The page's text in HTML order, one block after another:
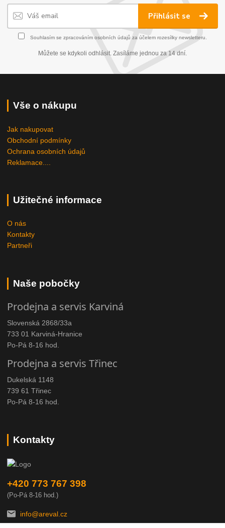
Přihlásit se
Souhlasím se zpracováním osobních údajů za účelem rozesílky newsletteru.
Můžete se kdykoli odhlásit. Zasíláme jednou za 14 dní.
Vše o nákupu
Jak nakupovat
Obchodní podmínky
Ochrana osobních údajů
Reklamace....
Užitečné informace
O nás
Kontakty
Partneři
Naše pobočky
Prodejna a servis Karviná
Slovenská 2868/33a
733 01 Karviná-Hranice
Po-Pá 8-16 hod.
Prodejna a servis Třinec
Dukelská 1148
739 61 Třinec
Po-Pá 8-16 hod.
Kontakty
+420 773 767 398
(Po-Pá 8-16 hod.)
info@areval.cz